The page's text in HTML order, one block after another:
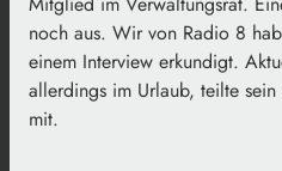
noch aus. Wir von Radio 8
einem Interview erkundigt.
allerdings im Urlaub, teilte sein
mit.